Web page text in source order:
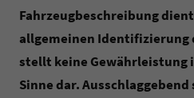
Fahrzeugbeschreibung
allgemeinen Identifizierung
stellt keine Gewährleistung
Sinne dar.